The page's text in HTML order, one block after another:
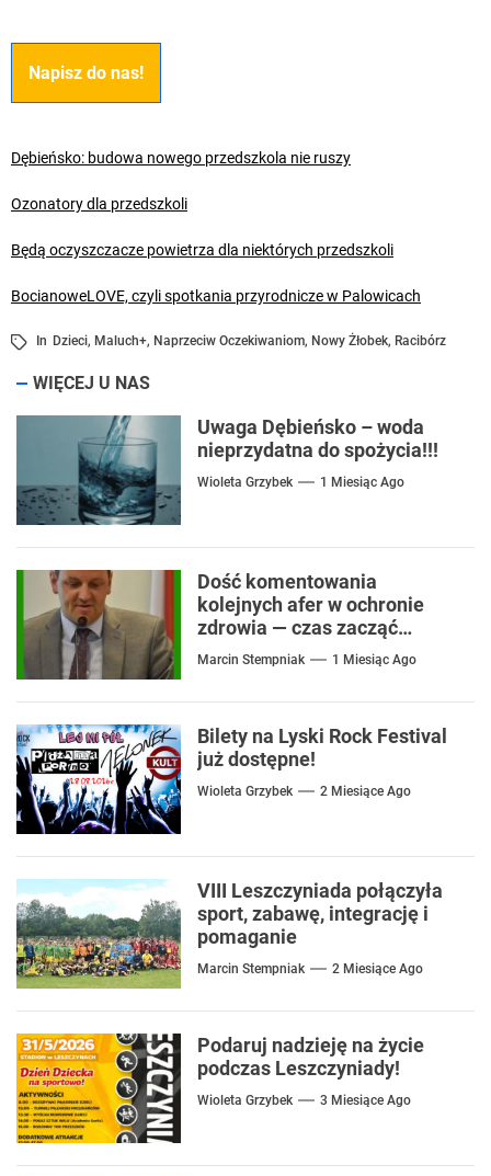
Napisz do nas!
Dębieńsko: budowa nowego przedszkola nie ruszy
Ozonatory dla przedszkoli
Będą oczyszczacze powietrza dla niektórych przedszkoli
BocianoweLOVE, czyli spotkania przyrodnicze w Palowicach
In Dzieci, Maluch+, Naprzeciw Oczekiwaniom, Nowy Żłobek, Racibórz
WIĘCEJ U NAS
Uwaga Dębieńsko – woda
nieprzydatna do spożycia!!!
Wioleta Grzybek 1 Miesiąc Ago
Dość komentowania
kolejnych afer w ochronie
zdrowia — czas zacząć
mówić o rozwiązaniach
Marcin Stempniak 1 Miesiąc Ago
Bilety na Lyski Rock Festival
już dostępne!
Wioleta Grzybek 2 Miesiące Ago
VIII Leszczyniada połączyła
sport, zabawę, integrację i
pomaganie
Marcin Stempniak 2 Miesiące Ago
Podaruj nadzieję na życie
podczas Leszczyniady!
Wioleta Grzybek 3 Miesiące Ago